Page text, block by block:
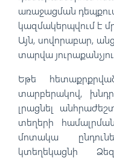
առաջացման
կազմակերպվում է
Այն, սովորաբար,
տարվա
Եթե
տարբերակով,
լրացնել
տեղերի
մոտակա
կտեղեկացնի